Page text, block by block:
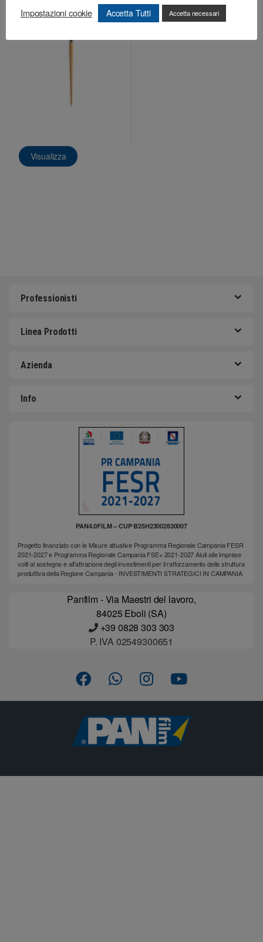
Visualizza
Professionisti
Linea Prodotti
Azienda
Info
PAN4.0FILM – CUP B25H23002830007
Progetto finanziato con le Misure attuative Programma Regionale Campania FESR
2021-2027 e Programma Regionale Campania FSE+ 2021-2027 Aiuti alle imprese
volti al sostegno e all'attrazione degli investimenti per il rafforzamento della struttura
produttiva della Regione Campania - INVESTIMENTI STRATEGICI IN CAMPANIA
Panfilm - Via Maestri del lavoro,
84025 Eboli (SA)
+39 0828 303 303
P. IVA 02549300651
Impostazioni cookie
Accetta Tutti Accetta necessari